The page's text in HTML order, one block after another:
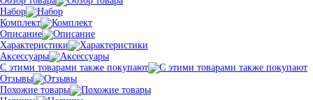
Набор
Комплект
Описание
Характеристики
Аксессуары
С этими товарами также покупают
Отзывы
Похожие товары